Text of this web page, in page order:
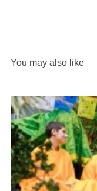
You may also like